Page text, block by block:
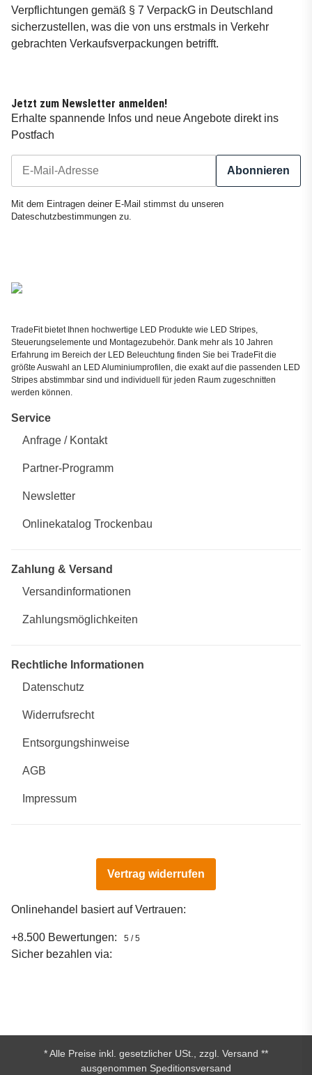
Verpflichtungen gemäß § 7 VerpackG in Deutschland
sicherzustellen, was die von uns erstmals in Verkehr
gebrachten Verkaufsverpackungen betrifft.
Jetzt zum Newsletter anmelden!
Erhalte spannende Infos und neue Angebote direkt ins
Postfach
Abonnieren
Mit dem Eintragen deiner E-Mail stimmst du unseren
Dateschutzbestimmungen zu.
TradeFit bietet Ihnen hochwertige LED Produkte wie LED Stripes,
Steuerungselemente und Montagezubehör. Dank mehr als 10 Jahren
Erfahrung im Bereich der LED Beleuchtung finden Sie bei TradeFit die
größte Auswahl an LED Aluminiumprofilen, die exakt auf die passenden LED
Stripes abstimmbar sind und individuell für jeden Raum zugeschnitten
werden können.
Service
Anfrage / Kontakt
Partner-Programm
Newsletter
Onlinekatalog Trockenbau
Zahlung & Versand
Versandinformationen
Zahlungsmöglichkeiten
Rechtliche Informationen
Datenschutz
Widerrufsrecht
Entsorgungshinweise
AGB
Impressum
Vertrag widerrufen
Onlinehandel basiert auf Vertrauen:
+8.500 Bewertungen: 5 / 5
Sicher bezahlen via:
* Alle Preise inkl. gesetzlicher USt., zzgl. Versand **
ausgenommen Speditionsversand